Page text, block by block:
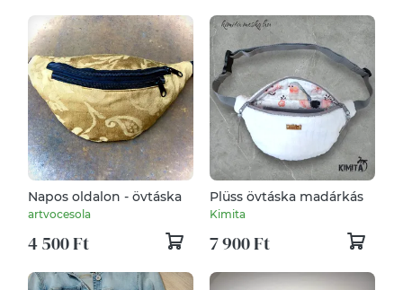
Napos oldalon - övtáska
artvocesola
4 500 Ft
Plüss övtáska madárkás
Kimita
7 900 Ft